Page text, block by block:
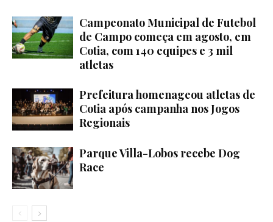
Campeonato Municipal de Futebol
de Campo começa em agosto, em
Cotia, com 140 equipes e 3 mil
atletas
Prefeitura homenageou atletas de
Cotia após campanha nos Jogos
Regionais
Parque Villa-Lobos recebe Dog
Race